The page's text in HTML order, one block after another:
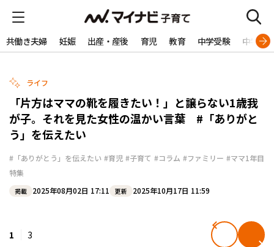
共働き夫婦 妊娠 出産・産後 育児 教育 中学受験 中学生
ライフ
「片方はママの靴を履きたい！」と譲らない1歳我
が子。それを見た女性の温かい言葉 #「ありがと
う」を伝えたい
#「ありがとう」を伝えたい #育児 #子育て #コラム #ファミリー #ママ1年目
特集
掲載 2025年08月02日 17:11 更新 2025年10月17日 11:59
1 3